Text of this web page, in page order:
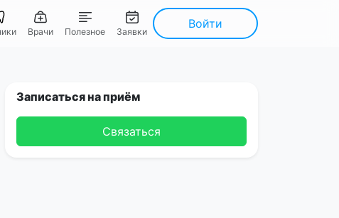
Врачи Полезное Заявки
Войти
Записаться на приём
Связаться